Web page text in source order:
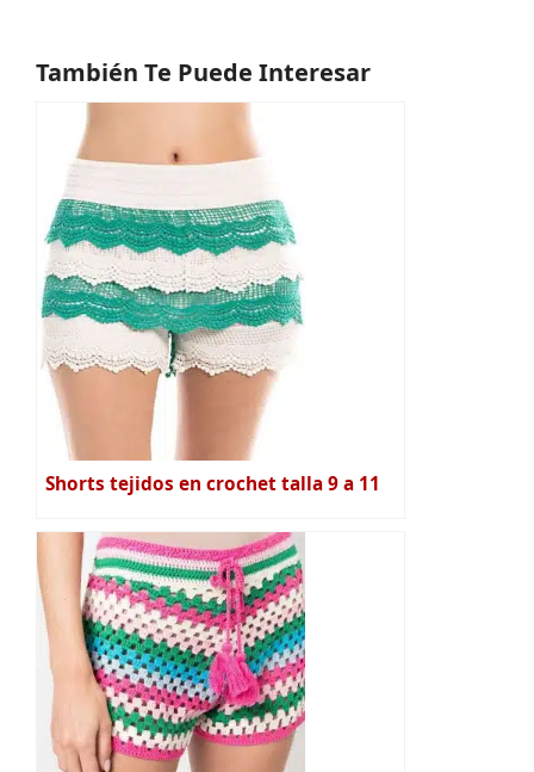
También Te Puede Interesar
Shorts tejidos en crochet talla 9 a 11